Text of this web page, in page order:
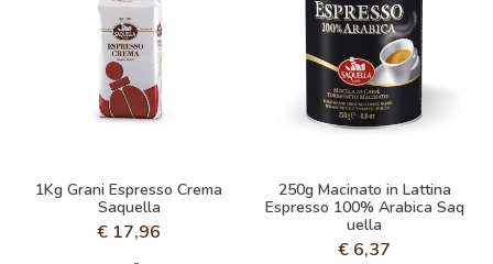
1Kg Grani Espresso Crema
Saquella
€ 17,96
250g Macinato in Lattina
Espresso 100% Arabica Saq
uella
€ 6,37